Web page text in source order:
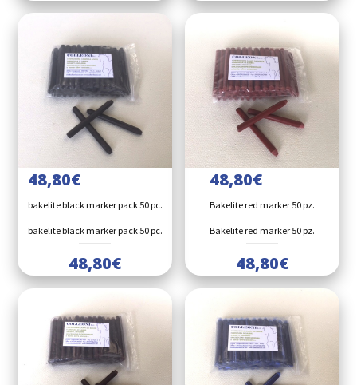
48,80€
bakelite black marker pack 50 pc.
bakelite black marker pack 50 pc.
48,80€
48,80€
Bakelite red marker 50 pz.
Bakelite red marker 50 pz.
48,80€